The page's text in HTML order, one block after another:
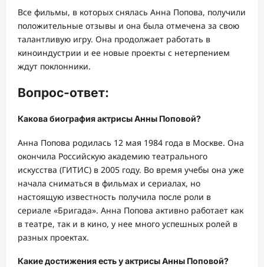
Все фильмы, в которых снялась Анна Попова, получили
положительные отзывы и она была отмечена за свою
талантливую игру. Она продолжает работать в
киноиндустрии и ее новые проекты с нетерпением
ждут поклонники.
Вопрос-ответ:
Какова биография актрисы Анны Поповой?
Анна Попова родилась 12 мая 1984 года в Москве. Она
окончила Российскую академию театрального
искусства (ГИТИС) в 2005 году. Во время учебы она уже
начала сниматься в фильмах и сериалах, но
настоящую известность получила после роли в
сериале «Бригада». Анна Попова активно работает как
в театре, так и в кино, у нее много успешных ролей в
разных проектах.
Какие достижения есть у актрисы Анны Поповой?